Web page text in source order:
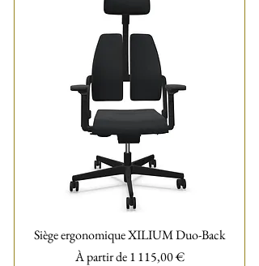
Siège ergonomique XILIUM Duo-Back
À partir de1 115,00 €
Prix promotionnel